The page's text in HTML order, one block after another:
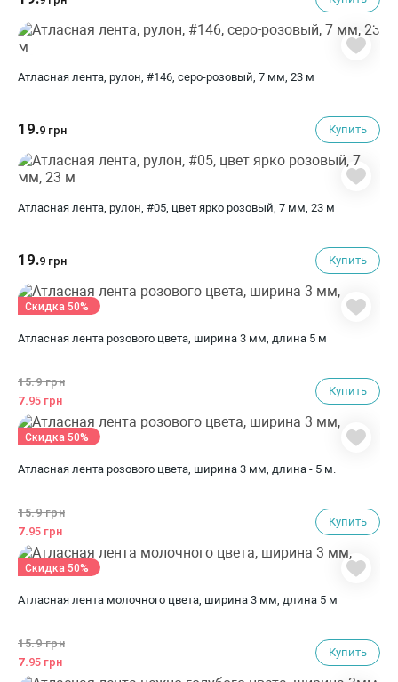
Атласная лента, рулон, #146, серо-розовый, 7 мм, 23 м
19.9 грн Купить
Атласная лента, рулон, #05, цвет ярко розовый, 7 мм, 23 м
19.9 грн Купить
Атласная лента розового цвета, ширина 3 мм, длина 5 м
15.9 грн
7.95 грн
Купить
Скидка 50%
Атласная лента розового цвета, ширина 3 мм, длина - 5 м.
15.9 грн
7.95 грн
Купить
Скидка 50%
Атласная лента молочного цвета, ширина 3 мм, длина 5 м
15.9 грн
7.95 грн
Купить
Скидка 50%